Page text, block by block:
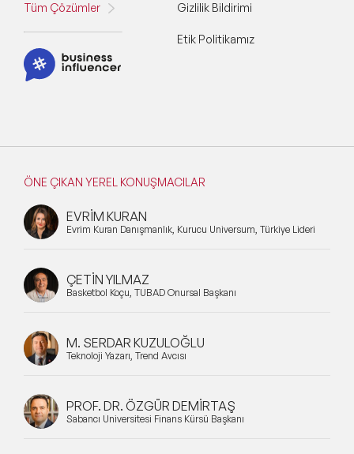
Tüm Çözümler Gizlilik Bildirimi
Etik Politikamız
ÖNE ÇIKAN YEREL KONUŞMACILAR
EVRİM KURAN
Evrim Kuran Danışmanlık, Kurucu Universum, Türkiye Lideri
ÇETİN YILMAZ
Basketbol Koçu, TÜBAD Onursal Başkanı
M. SERDAR KUZULOĞLU
Teknoloji Yazarı, Trend Avcısı
PROF. DR. ÖZGÜR DEMİRTAŞ
Sabancı Üniversitesi Finans Kürsü Başkanı